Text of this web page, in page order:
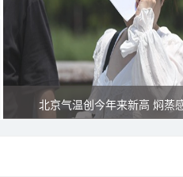
北京气温创今年来新高 焖蒸